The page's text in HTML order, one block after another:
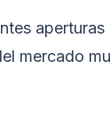
mercado